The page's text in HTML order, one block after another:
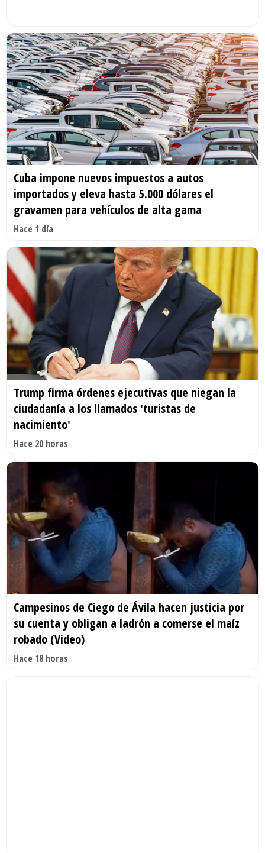
Cuba impone nuevos impuestos a autos
importados y eleva hasta 5.000 dólares el
gravamen para vehículos de alta gama
Hace 1 día
Trump firma órdenes ejecutivas que niegan la
ciudadanía a los llamados 'turistas de
nacimiento'
Hace 20 horas
Campesinos de Ciego de Ávila hacen justicia por
su cuenta y obligan a ladrón a comerse el maíz
robado (Video)
Hace 18 horas